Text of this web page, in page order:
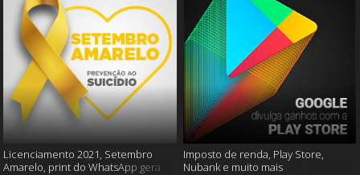
Licenciamento 2021, Setembro
Amarelo, print do WhatsApp gera
Imposto de renda, Play Store,
Nubank e muito mais